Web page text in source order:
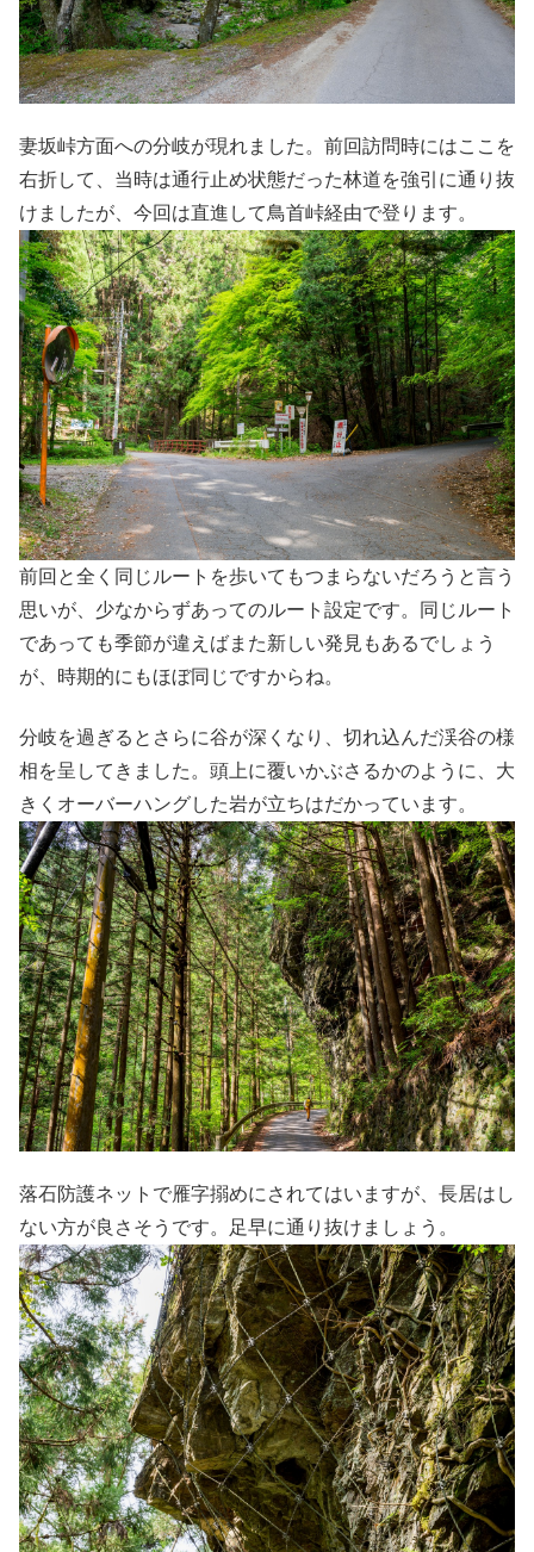
妻坂峠方面への分岐が現れました。前回訪問時にはここを
右折して、当時は通行止め状態だった林道を強引に通り抜
けましたが、今回は直進して鳥首峠経由で登ります。
前回と全く同じルートを歩いてもつまらないだろうと言う
思いが、少なからずあってのルート設定です。同じルート
であっても季節が違えばまた新しい発見もあるでしょう
が、時期的にもほぼ同じですからね。
分岐を過ぎるとさらに谷が深くなり、切れ込んだ渓谷の様
相を呈してきました。頭上に覆いかぶさるかのように、大
きくオーバーハングした岩が立ちはだかっています。
落石防護ネットで雁字搦めにされてはいますが、長居はし
ない方が良さそうです。足早に通り抜けましょう。